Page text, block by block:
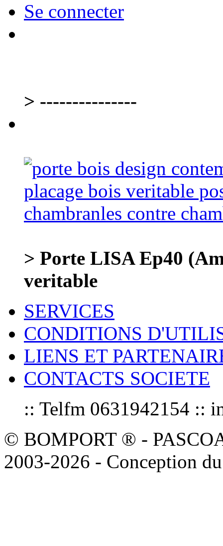
Se connecter
> ---------------
> Porte LISA Ep40
veritable
SERVICES
CONDITIONS
LIENS ET
CONTACTS SOCIETE
:: Telfm 0631942154 ::
© BOMPORT ® -
2003-2026 - Conception